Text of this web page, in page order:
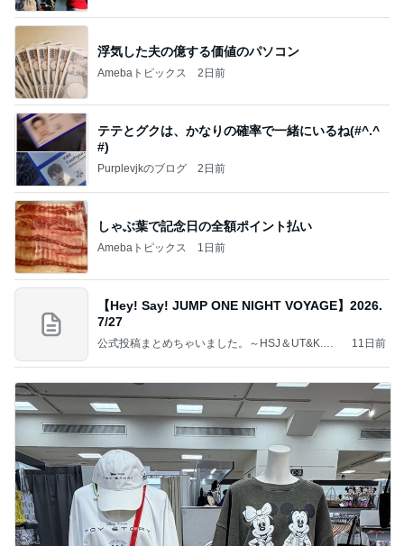
浮気した夫の億する価値のパソコン
Amebaトピックス 2日前
テテとグクは、かなりの確率で一緒にいるね(#^.^
#)
Purplevjkのブログ 2日前
しゃぶ葉で記念日の全額ポイント払い
Amebaトピックス 1日前
【Hey! Say! JUMP ONE NIGHT VOYAGE】2026.
7/27
公式投稿まとめちゃいました。～HSJ＆UT&K.O.
11日前